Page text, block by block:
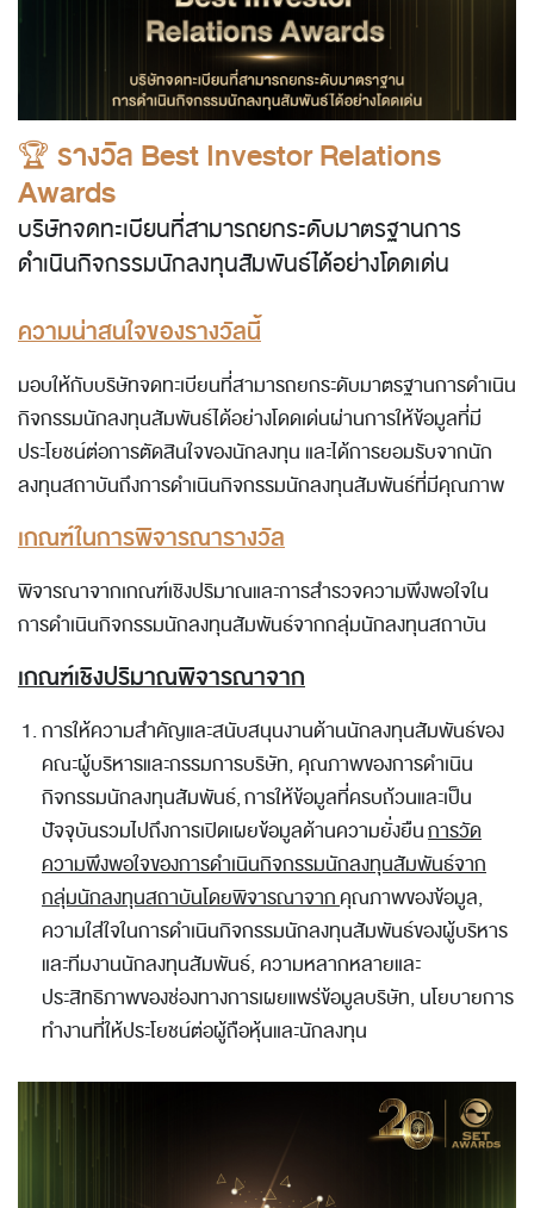
🏆 รางวัล Best Investor Relations
Awards
บริษัทจดทะเบียนที่สามารถยกระดับมาตรฐานการ
ดำเนินกิจกรรมนักลงทุนสัมพันธ์ได้อย่างโดดเด่น
ความน่าสนใจของรางวัลนี้
มอบให้กับบริษัทจดทะเบียนที่สามารถยกระดับมาตรฐานการดำเนิน
กิจกรรมนักลงทุนสัมพันธ์ได้อย่างโดดเด่นผ่านการให้ข้อมูลที่มี
ประโยชน์ต่อการตัดสินใจของนักลงทุน และได้การยอมรับจากนัก
ลงทุนสถาบันถึงการดำเนินกิจกรรมนักลงทุนสัมพันธ์ที่มีคุณภาพ
เกณฑ์ในการพิจารณารางวัล
พิจารณาจากเกณฑ์เชิงปริมาณและการสำรวจความพึงพอใจใน
การดำเนินกิจกรรมนักลงทุนสัมพันธ์จากกลุ่มนักลงทุนสถาบัน
เกณฑ์เชิงปริมาณพิจารณาจาก
การให้ความสำคัญและสนับสนุนงานด้านนักลงทุนสัมพันธ์ของ
คณะผู้บริหารและกรรมการบริษัท, คุณภาพของการดำเนิน
กิจกรรมนักลงทุนสัมพันธ์,การให้ข้อมูลที่ครบถ้วนและเป็น
ปัจจุบันรวมไปถึงการเปิดเผยข้อมูลด้านความยั่งยืนการวัด
ความพึงพอใจของการดำเนินกิจกรรมนักลงทุนสัมพันธ์จาก
กลุ่มนักลงทุนสถาบันโดยพิจารณาจากคุณภาพของข้อมูล,
ความใส่ใจในการดำเนินกิจกรรมนักลงทุนสัมพันธ์ของผู้บริหาร
และทีมงานนักลงทุนสัมพันธ์, ความหลากหลายและ
ประสิทธิภาพของช่องทางการเผยแพร่ข้อมูลบริษัท, นโยบายการ
ทำงานที่ให้ประโยชน์ต่อผู้ถือหุ้นและนักลงทุน